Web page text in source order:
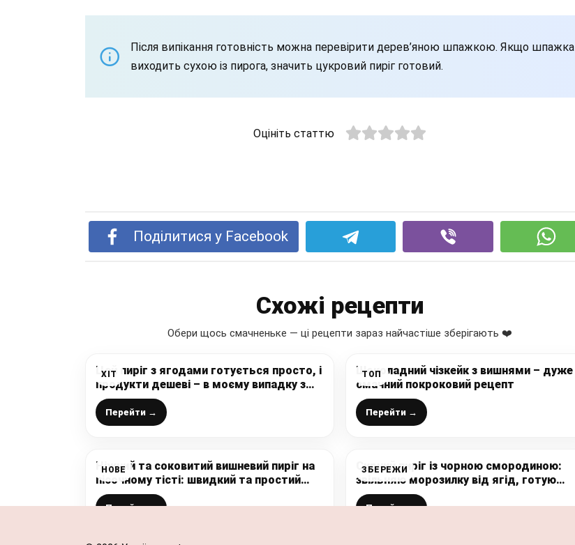
Після випікання готовність можна перевірити дерев’яною шпажкою. Якщо шпажка
виходить сухою із пирога, значить цукровий пиріг готовий.
Оцініть статтю
Поділитися у Facebook
Схожі рецепти
Обери щось смачненьке — ці рецепти зараз найчастіше зберігають ❤️
ХІТ
Цей пиріг з ягодами готується просто, і
продукти дешеві – в моєму випадку з
полуницею
Перейти →
ТОП
Шоколадний чізкейк з вишнями – дуже
смачний покроковий рецепт
Перейти →
НОВЕ
Ніжний та соковитий вишневий пиріг на
пісочному тісті: швидкий та простий
рецепт випічки до чаю
Перейти →
ЗБЕРЕЖИ
Сирний пиріг із чорною смородиною:
звільняю морозилку від ягід, готую
неймовірно смачну випічку до чаю
Перейти →